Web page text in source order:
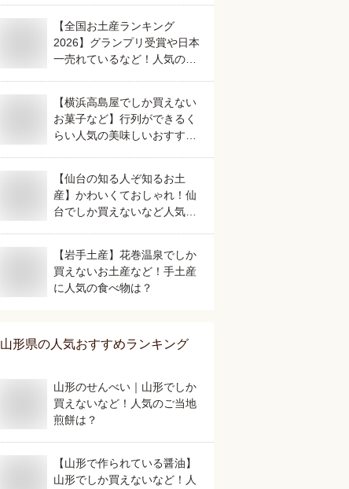
【全国お土産ランキング
2026】グランプリ受賞や日本
一売れているなど！人気のご
【横浜高島屋でしか買えない
お菓子など】行列ができるく
らい人気の美味しいおすすめ
【仙台の知る人ぞ知るお土
産】かわいくておしゃれ！仙
台でしか買えないなど人気の
【岩手土産】花巻温泉でしか
買えないお土産など！手土産
に人気の食べ物は？
山形県の人気おすすめランキング
山形のせんべい｜山形でしか
買えないなど！人気のご当地
煎餅は？
【山形で作られている醤油】
山形でしか買えないなど！人